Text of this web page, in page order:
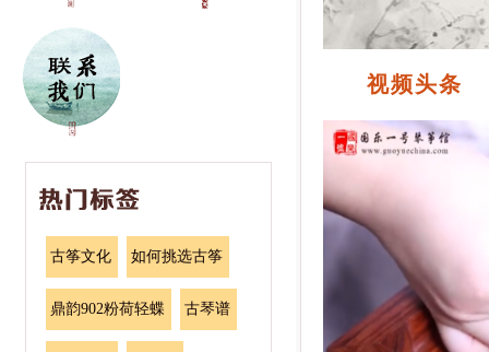
古筝文化 如何挑选古筝
鼎韵902粉荷轻蝶 古琴谱
视频头条